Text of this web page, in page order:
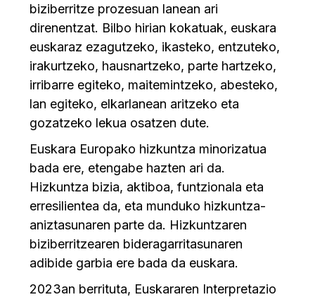
biziberritze prozesuan lanean ari
direnentzat. Bilbo hirian kokatuak, euskara
euskaraz ezagutzeko, ikasteko, entzuteko,
irakurtzeko, hausnartzeko, parte hartzeko,
irribarre egiteko, maitemintzeko, abesteko,
lan egiteko, elkarlanean aritzeko eta
gozatzeko lekua osatzen dute.
Euskara Europako hizkuntza minorizatua
bada ere, etengabe hazten ari da.
Hizkuntza bizia, aktiboa, funtzionala eta
erresilientea da, eta munduko hizkuntza-
aniztasunaren parte da. Hizkuntzaren
biziberritzearen bideragarritasunaren
adibide garbia ere bada da euskara.
2023an berrituta, Euskararen Interpretazio